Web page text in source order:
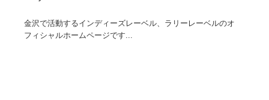
金沢で活動するインディーズレーベル、ラリーレーベルのオ
フィシャルホームページです...